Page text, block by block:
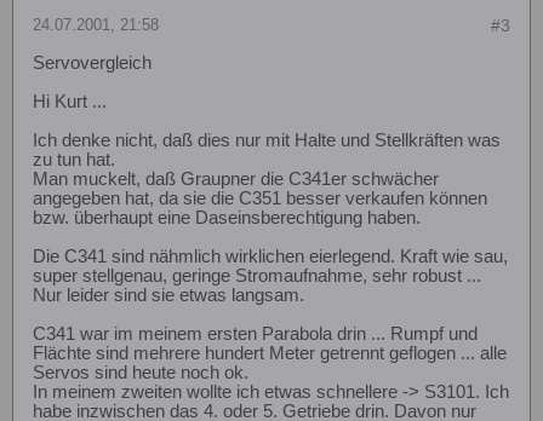
#3
24.07.2001, 21:58
Servovergleich
Hi Kurt ...
Ich denke nicht, daß dies nur mit Halte und Stellkräften was
zu tun hat.
Man muckelt, daß Graupner die C341er schwächer
angegeben hat, da sie die C351 besser verkaufen können
bzw. überhaupt eine Daseinsberechtigung haben.
Die C341 sind nähmlich wirklichen eierlegend. Kraft wie sau,
super stellgenau, geringe Stromaufnahme, sehr robust ...
Nur leider sind sie etwas langsam.
C341 war im meinem ersten Parabola drin ... Rumpf und
Flächte sind mehrere hundert Meter getrennt geflogen ... alle
Servos sind heute noch ok.
In meinem zweiten wollte ich etwas schnellere -> S3101. Ich
habe inzwischen das 4. oder 5. Getriebe drin. Davon nur